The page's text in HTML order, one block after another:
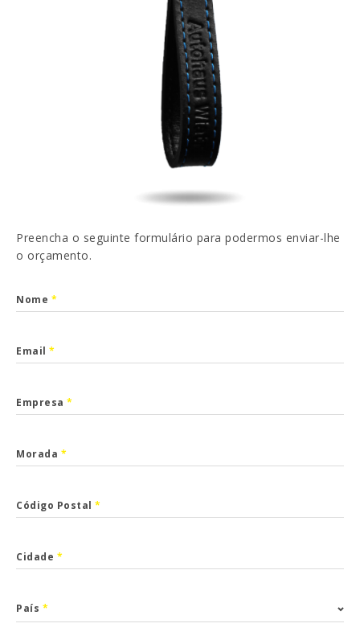
FR ES
Preencha o seguinte formulário para podermos enviar-lhe
o orçamento.
Nome *
Email *
Empresa *
Morada *
Código Postal *
Cidade *
País *
Política de Privacidade